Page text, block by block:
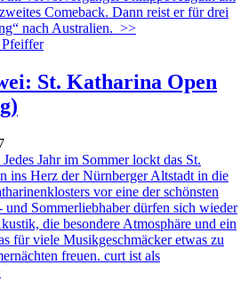
Comeback. Dann reist er für drei
nach Australien. >>
St. Katharina Open
Jahr im Sommer lockt das St.
ins Herz der Nürnberger Altstadt in die
vor eine der schönsten
Sommerliebhaber dürfen sich wieder
die besondere Atmosphäre und ein
für viele Musikgeschmäcker etwas zu
freuen. curt ist als